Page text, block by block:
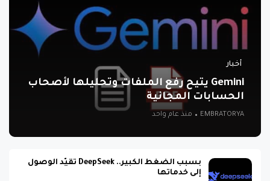
أخبار
Gemini يتيح رفع الملفات وتحليلها لأصحاب
الحسابات المجانية
EMBRATORYA منذ عام واحد
بسبب الضغط الكبير.. DeepSeek تقيّد الوصول
إلى خدماتها